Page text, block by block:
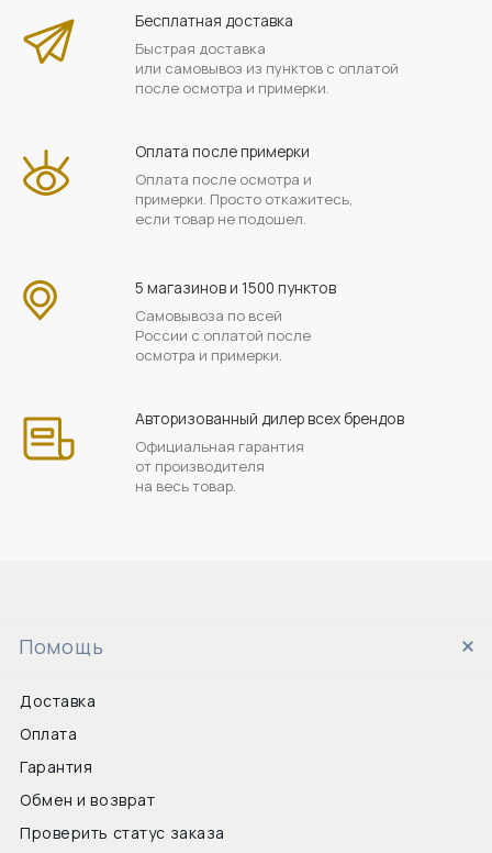
Бесплатная доставка
Быстрая доставка
или самовывоз из пунктов с оплатой
после осмотра и примерки.
Оплата после примерки
Оплата после осмотра и
примерки. Просто откажитесь,
если товар не подошел.
5 магазинов и 1500 пунктов
Самовывоза по всей
России с оплатой после
осмотра и примерки.
Авторизованный дилер всех брендов
Официальная гарантия
от производителя
на весь товар.
Помощь
Доставка
Оплата
Гарантия
Обмен и возврат
Проверить статус заказа